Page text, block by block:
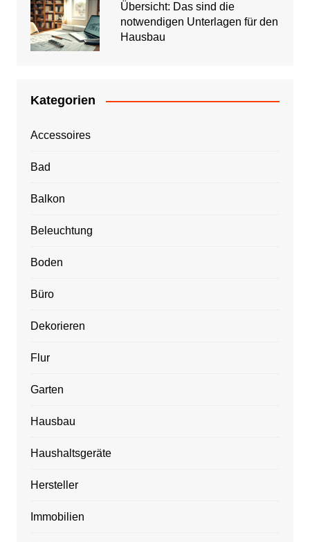
Übersicht: Das sind die
notwendigen Unterlagen für den
Hausbau
Kategorien
Accessoires
Bad
Balkon
Beleuchtung
Boden
Büro
Dekorieren
Flur
Garten
Hausbau
Haushaltsgeräte
Hersteller
Immobilien